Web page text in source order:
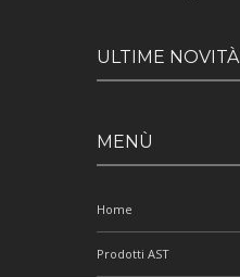
ULTIME NOVITÀ
MENÙ
Home
Prodotti AST